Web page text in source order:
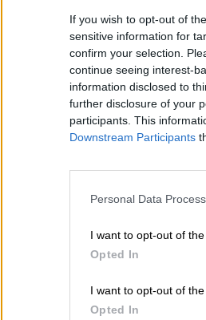
If you wish to opt-out of
sensitive information for
confirm your selection.
continue seeing interest-
information disclosed to
further disclosure of your
participants. This
Downstream Participants
Personal Data
I want to opt-out of
Opted In
I want to opt-out of
Opted In
"Todas estas
un camino